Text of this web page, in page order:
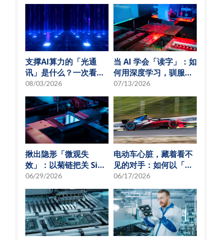
支撑AI算力的「光通
讯」是什么？一次看懂
硅光子与光通讯模组发
展趋势
08/03/2026
当 AI 学会「读字」：如
何用深度学习，驯服
SMT 产线的误报风暴
07/13/2026
揪出隐形「微观失
效」：以菊链把关 SiP
可靠度测试
06/29/2026
电动车心脏，藏着看不
见的对手：如何以「物
理模型化」破解损耗难
题？
06/17/2026